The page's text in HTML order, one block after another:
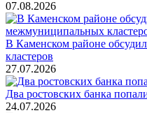
07.08.2026
В Каменском районе
кластеров
27.07.2026
Два ростовских банка
24.07.2026